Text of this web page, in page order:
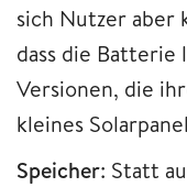
sich Nutzer aber
dass die
Versionen, die
kleines
Speicher: Statt